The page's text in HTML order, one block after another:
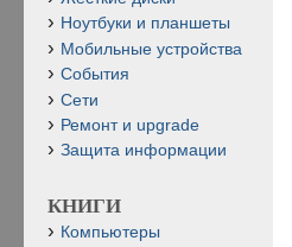
Ноутбуки и планшеты
Мобильные устройства
События
Сети
Ремонт и upgrade
Защита информации
КНИГИ
Компьютеры